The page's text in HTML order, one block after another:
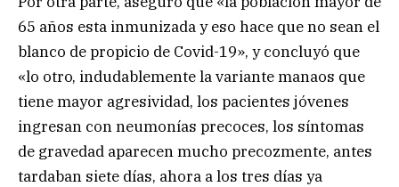
65 años esta inmunizada y eso hace que no sean el
blanco de propicio de Covid-19», y concluyó que
«lo otro, indudablemente la variante manaos que
tiene mayor agresividad, los pacientes jóvenes
ingresan con neumonías precoces, los síntomas
de gravedad aparecen mucho precozmente, antes
tardaban siete días, ahora a los tres días ya